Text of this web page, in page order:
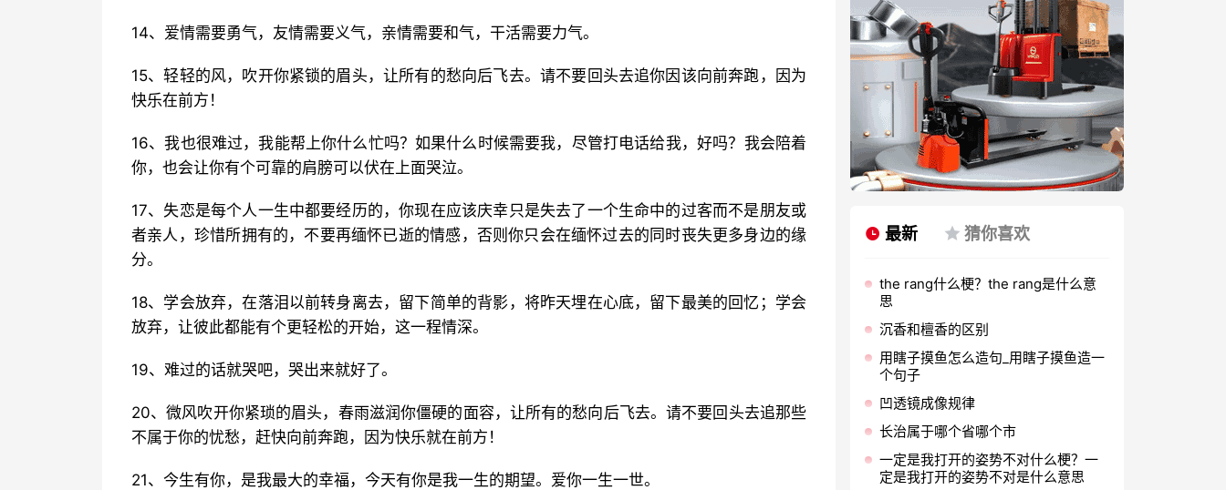
14、爱情需要勇气，友情需要义气，亲情需要和气，干活需要力气。
15、轻轻的风，吹开你紧锁的眉头，让所有的愁向后飞去。请不要回头去追你因该向前奔跑，因为
快乐在前方！
16、我也很难过，我能帮上你什么忙吗？如果什么时候需要我，尽管打电话给我，好吗？我会陪着
你，也会让你有个可靠的肩膀可以伏在上面哭泣。
17、失恋是每个人一生中都要经历的，你现在应该庆幸只是失去了一个生命中的过客而不是朋友或
者亲人，珍惜所拥有的，不要再缅怀已逝的情感，否则你只会在缅怀过去的同时丧失更多身边的缘
分。
18、学会放弃，在落泪以前转身离去，留下简单的背影，将昨天埋在心底，留下最美的回忆；学会
放弃，让彼此都能有个更轻松的开始，这一程情深。
19、难过的话就哭吧，哭出来就好了。
20、微风吹开你紧琐的眉头，春雨滋润你僵硬的面容，让所有的愁向后飞去。请不要回头去追那些
不属于你的忧愁，赶快向前奔跑，因为快乐就在前方！
21、今生有你，是我最大的幸福，今天有你是我一生的期望。爱你一生一世。
最新 猜你喜欢
the rang什么梗？the rang是什么意
思
沉香和檀香的区别
用瞎子摸鱼怎么造句_用瞎子摸鱼造一
个句子
凹透镜成像规律
长治属于哪个省哪个市
一定是我打开的姿势不对什么梗？一
定是我打开的姿势不对是什么意思